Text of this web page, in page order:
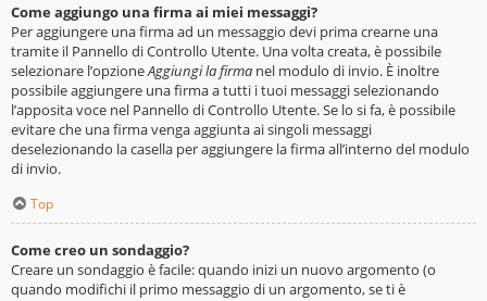
Come aggiungo una firma ai miei messaggi?
Per aggiungere una firma ad un messaggio devi prima crearne una
tramite il Pannello di Controllo Utente. Una volta creata, è possibile
selezionare l’opzioneAggiungi la firma nel modulo di invio. È inoltre
possibile aggiungere una firma a tutti i tuoi messaggi selezionando
l’apposita voce nel Pannello di Controllo Utente. Se lo si fa, è possibile
evitare che una firma venga aggiunta ai singoli messaggi
deselezionando la casella per aggiungere la firma all’interno del modulo
di invio.
Top
Come creo un sondaggio?
Creare un sondaggio è facile: quando inizi un nuovo argomento (o
quando modifichi il primo messaggio di un argomento, se ti è